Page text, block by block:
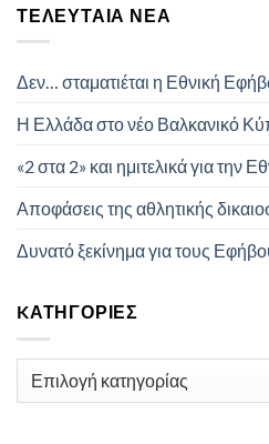
ΤΕΛΕΥΤΑΊΑ ΝΈΑ
Δεν… σταματιέται η Εθνική
Η Ελλάδα στο νέο Βαλκανικό
«2 στα 2» και ημιτελικά για την
Αποφάσεις της αθλητικής
Δυνατό ξεκίνημα για τους
KΑΤΗΓΟΡΊΕΣ
Kατηγορίες